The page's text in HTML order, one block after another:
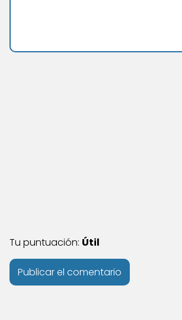
Tu puntuación: Útil